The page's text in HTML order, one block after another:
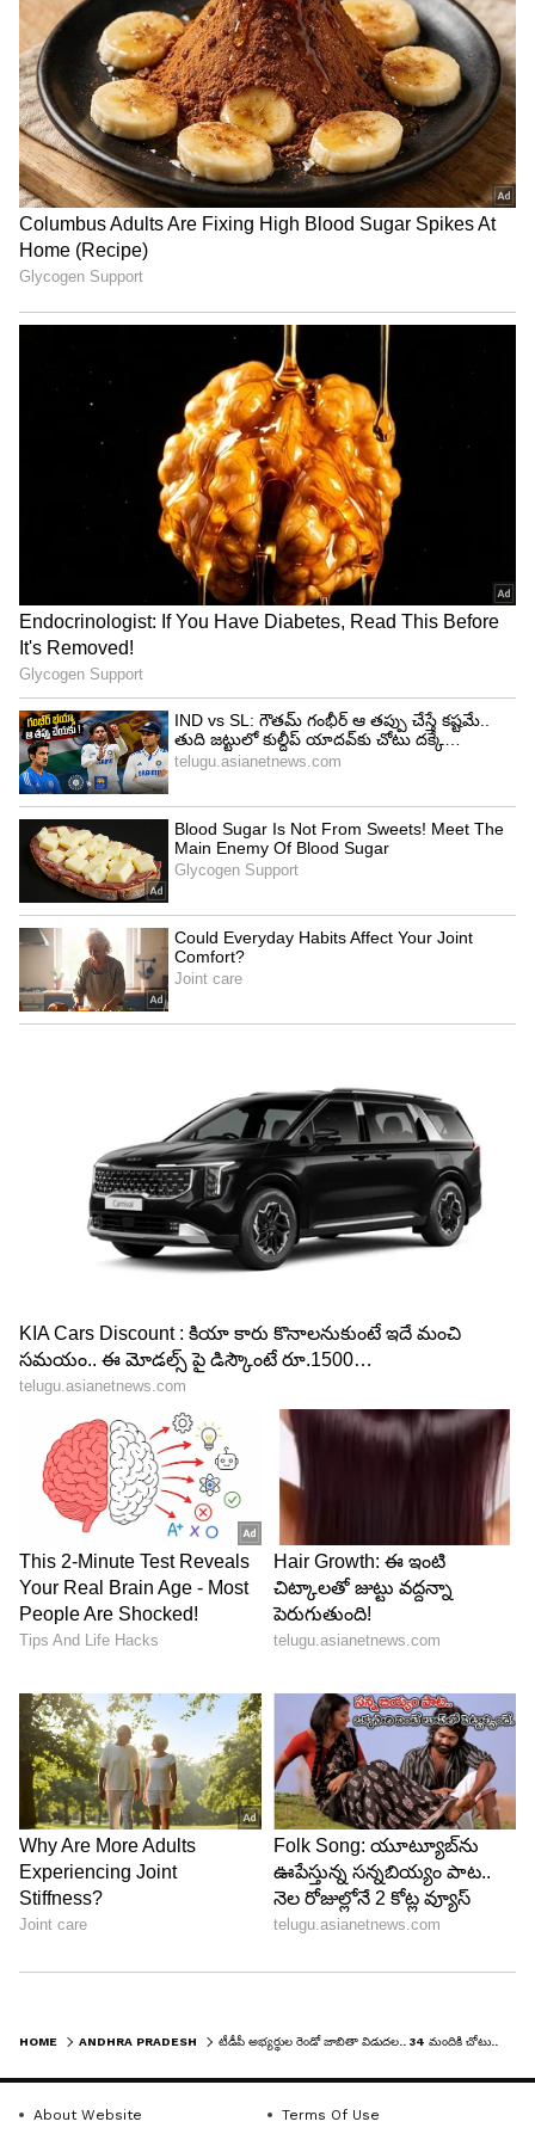
12. పెద్దకూరపాడు - భాష్యం ప్రవీణ్
13. గుంటూరు వెస్ట్ - పిడుగురాళ్ల మాధవి
14. గుంటూరు ఈస్ట్ - మహమ్మద్ నజీర్
15. గురజాల - యరపతినేని శ్రీనివాస రావు
17. మార్కాపురం - కందుల నారాయణ రెడ్డి
18. గిద్దలూరు - అశోక్ రెడ్డి
19. ఆత్మకూరు - ఆనం నారాయణ రెడ్డి
20. కొవ్వూరు - వేమిరెడ్డి ప్రశాంతి రెడ్డి
21. వెంకటగిరి - కురుగొండ్ల లక్ష్మి ప్రియ
22. కమలాపురం - పుత్తా చైతన్య రెడ్డి
24. నందికొట్కూరు - గిత్తా జయసూర్య ఎస్పి
25. ఎమ్మిగనూరు - జయనాగేశ్వర రెడ్డి
27.పుట్టపర్తి - పల్లె సింధూరా రెడ్డి
HOME ANDHRA PRADESH టీడీపీ అభ్యర్థుల రెండో జాబితా విడుదల.. 34 మందికి చోటు..
About Website Terms Of Use